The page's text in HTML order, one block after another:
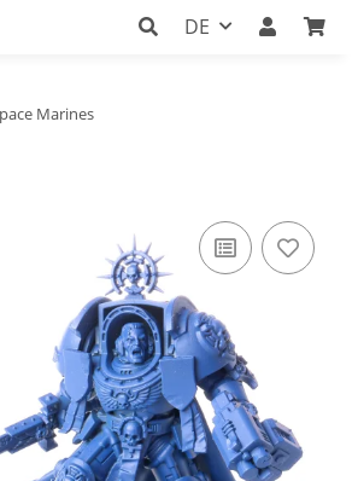
DE
Marines